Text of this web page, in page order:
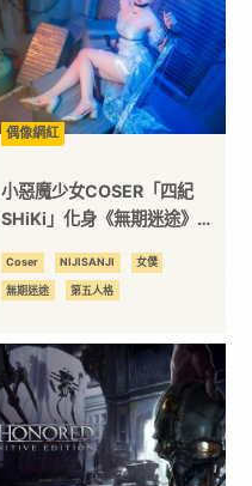
偶像網紅
小惡魔少女COSER「四紀
SHiKi」化身《無期迷途》大
Coser NIJISANJI 女僕
無期迷途 第五人格